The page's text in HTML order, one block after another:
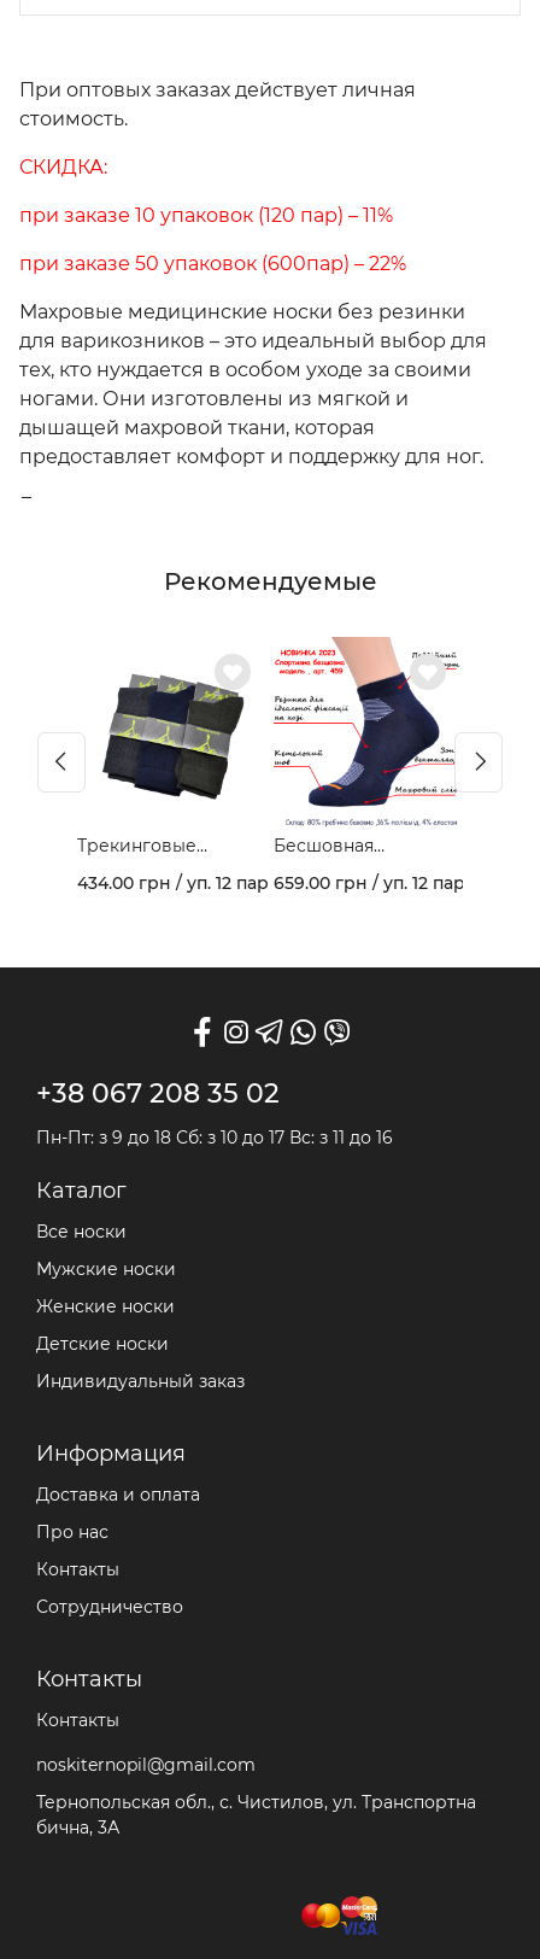
При оптовых заказах действует личная
стоимость.
СКИДКА:
при заказе 10 упаковок (120 пар) – 11%
при заказе 50 упаковок (600пар) – 22%
Махровые медицинские носки без резинки
для варикозников – это идеальный выбор для
тех, кто нуждается в особом уходе за своими
ногами. Они изготовлены из мягкой и
дышащей махровой ткани, которая
предоставляет комфорт и поддержку для ног.
Благодаря отсутствию резинки, эти носки не
важно для людей у кого проблемы с венами.
комфорта и улучшения качества жизни тех, кто
сталкивается с этими проблемами.
Рекомендуемые
Трекинговые
демисезонные
носки 403В
434.00 грн / уп. 12 пар
Бесшовная
спортивная модель
из гребеночного
659.00 грн / уп. 12 пар
+38 067 208 35 02
Пн-Пт: з 9 до 18 Сб: з 10 до 17 Вс: з 11 до 16
Каталог
Все носки
Мужские носки
Женские носки
Детские носки
Индивидуальный заказ
Информация
Доставка и оплата
Про нас
Контакты
Сотрудничество
Контакты
Контакты
noskiternopil@gmail.com
Тернопольская обл., с. Чистилов, ул. Транспортна
бична, 3А